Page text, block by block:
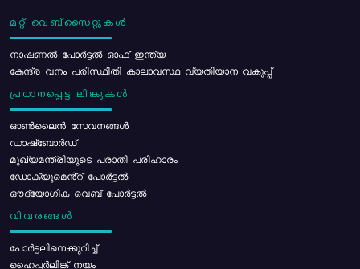
മറ്റ് വെബ്സൈറ്റുകൾ
നാഷണൽ പോർട്ടൽ ഓഫ് ഇന്ത്യ
കേന്ദ്ര വനം പരിസ്ഥിതി കാലാവസ്ഥ വ്യതിയാന വകുപ്പ്
പ്രധാനപ്പെട്ട ലിങ്കുകൾ
ഓൺലൈൻ സേവനങ്ങൾ
ഡാഷ്ബോർഡ്
മുഖ്യമന്ത്രിയുടെ പരാതി പരിഹാരം
ഡോക്യുമെൻ്റ് പോർട്ടൽ
ഔദ്യോഗിക വെബ് പോർട്ടൽ
വിവരങ്ങൾ
പോര്‍ട്ടലിനെക്കുറിച്ച്
ഹൈപ്പർലിങ്ക് നയം